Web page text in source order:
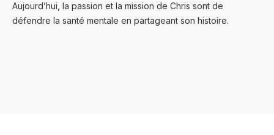
Aujourd’hui, la passion et la mission de Chris sont de
défendre la santé mentale en partageant son histoire.